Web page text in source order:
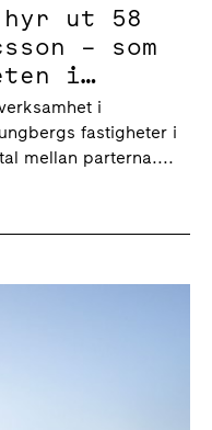
hyr ut 58
– som
i
inklusive
i
fastigheter i
mellan parterna....